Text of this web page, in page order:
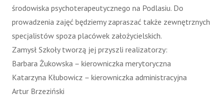
środowiska psychoterapeutycznego na Podlasiu. Do
prowadzenia zajęć będziemy zapraszać także zewnętrznych
specjalistów spoza placówek założycielskich.
Zamysł Szkoły tworzą jej przyszli realizatorzy:
Barbara Żukowska – kierowniczka merytoryczna
Katarzyna Kłubowicz – kierowniczka administracyjna
Artur Brzeziński